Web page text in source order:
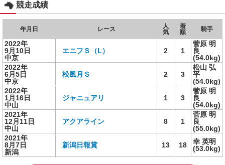
競走成績
年月日 レース
人
気
着
順
騎手
2022年
9月10日
中京
エニフＳ（L） 2 1
菅原 明
良
(54.0kg)
2022年
6月5日
中京
松風月Ｓ 2 3
松山 弘
平
(54.0kg)
2022年
1月16日
中山
ジャニュアリ 1 3
菅原 明
良
(54.0kg)
2021年
12月11日
中山
アクアライン 8 1
菅原 明
良
(55.0kg)
2021年
8月7日
新潟
新潟日報賞 13 18
幸 英明
(53.0kg)